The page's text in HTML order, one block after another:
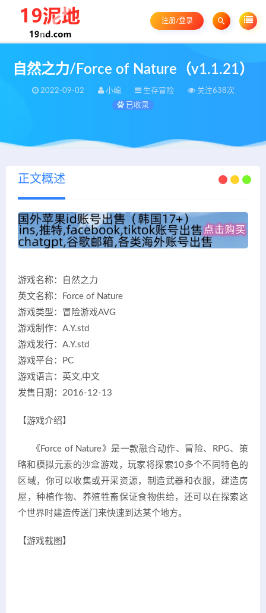
注册/登录
自然之力/Force of Nature（v1.1.21）
2022-09-02 小编 生存冒险
关注638次
已收录
正文概述
游戏名称：自然之力
英文名称：Force of Nature
游戏类型：冒险游戏AVG
游戏制作：A.Y.std
游戏发行：A.Y.std
游戏平台：PC
游戏语言：英文,中文
发售日期：2016-12-13
【游戏介绍】
《Force of Nature》是一款融合动作、冒险、RPG、策
略和模拟元素的沙盒游戏，玩家将探索10多个不同特色的
区域，你可以收集或开采资源，制造武器和衣服，建造房
屋，种植作物、养殖牲畜保证食物供给，还可以在探索这
个世界时建造传送门来快速到达某个地方。
【游戏截图】